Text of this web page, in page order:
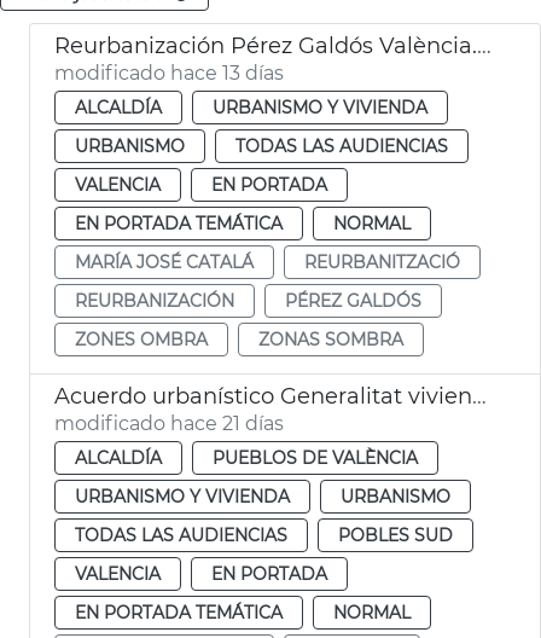
Reurbanización Pérez Galdós València. Zonas sombra
modificado hace 13 días
ALCALDÍA
URBANISMO Y VIVIENDA
URBANISMO
TODAS LAS AUDIENCIAS
VALENCIA
EN PORTADA
EN PORTADA TEMÁTICA
NORMAL
MARÍA JOSÉ CATALÁ
REURBANITZACIÓ
REURBANIZACIÓN
PÉREZ GALDÓS
ZONES OMBRA
ZONAS SOMBRA
Acuerdo urbanístico Generalitat viviendas la Torre València
modificado hace 21 días
ALCALDÍA
PUEBLOS DE VALÈNCIA
URBANISMO Y VIVIENDA
URBANISMO
TODAS LAS AUDIENCIAS
POBLES SUD
VALENCIA
EN PORTADA
EN PORTADA TEMÁTICA
NORMAL